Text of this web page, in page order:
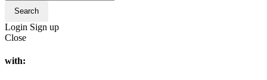
Search
Login Sign up
Close
with: